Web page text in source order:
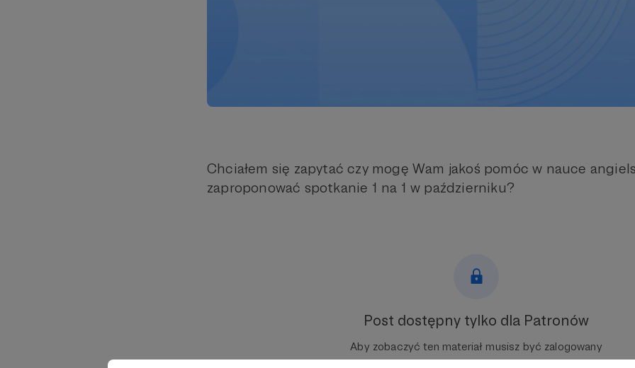
Chciałem się zapytać czy mogę Wam jakoś pomóc w nauce
zaproponować spotkanie 1 na 1 w październiku?
Post dostępny tylko dla Patronów
Aby zobaczyć ten materiał musisz być zalogowany